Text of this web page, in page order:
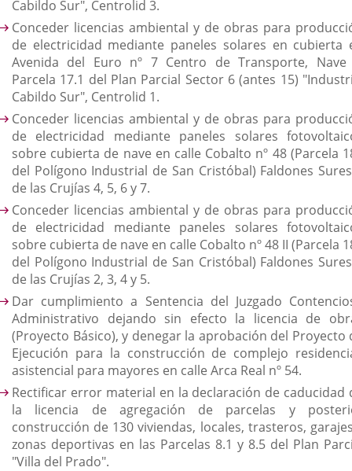
Cabildo Sur", Centrolid 3.
Conceder licencias ambiental y de obras para
de electricidad mediante paneles solares en cubierta
Avenida del Euro nº 7 Centro de Transporte, Nave
Parcela 17.1 del Plan Parcial Sector 6 (antes 15)
Cabildo Sur", Centrolid 1.
Conceder licencias ambiental y de obras para
de electricidad mediante paneles solares
sobre cubierta de nave en calle Cobalto nº 48 (Parcela
del Polígono Industrial de San Cristóbal) Faldones
de las Crujías 4, 5, 6 y 7.
Conceder licencias ambiental y de obras para
de electricidad mediante paneles solares
sobre cubierta de nave en calle Cobalto nº 48 II (Parcela
del Polígono Industrial de San Cristóbal) Faldones
de las Crujías 2, 3, 4 y 5.
Dar cumplimiento a Sentencia del Juzgado
Administrativo dejando sin efecto la licencia de
(Proyecto Básico), y denegar la aprobación del Proyecto
Ejecución para la construcción de complejo
asistencial para mayores en calle Arca Real nº 54.
Rectificar error material en la declaración de caducidad
la licencia de agregación de parcelas y
construcción de 130 viviendas, locales, trasteros,
zonas deportivas en las Parcelas 8.1 y 8.5 del Plan
"Villa del Prado".